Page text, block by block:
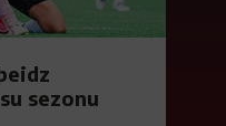
sezonu